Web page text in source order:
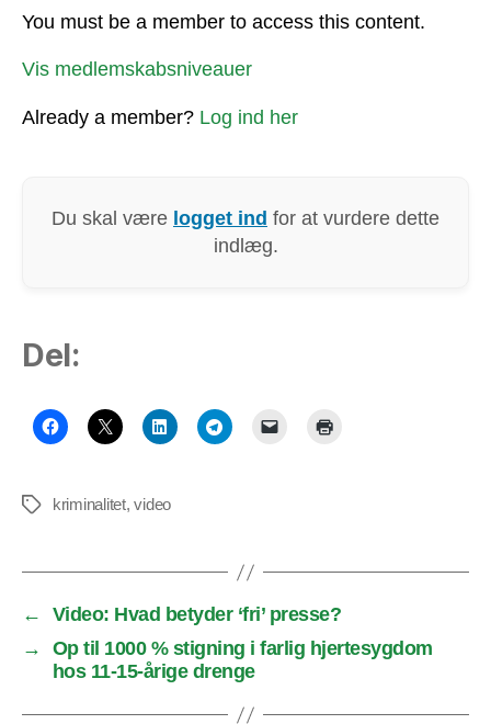
You must be a member to access this content.
Vis medlemskabsniveauer
Already a member? Log ind her
Du skal være logget ind for at vurdere dette
indlæg.
Del:
Tags kriminalitet,video
←
Video: Hvad betyder ‘fri’ presse?
→
Op til 1000 % stigning i farlig hjertesygdom
hos 11-15-årige drenge